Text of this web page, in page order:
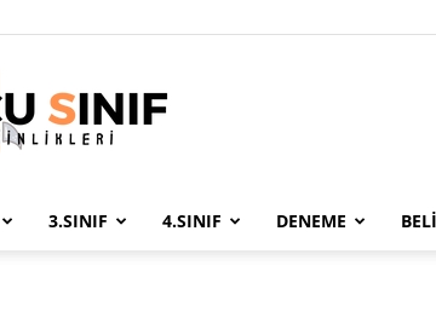
3.SINIF 4.SINIF DENEME